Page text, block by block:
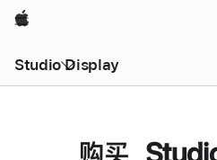
Apple
Studio Display
购买